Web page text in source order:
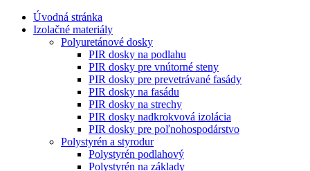
Úvodná stránka
Izolačné materiály
Polyuretánové dosky
PIR dosky na podlahu
PIR dosky pre vnútorné steny
PIR dosky pre prevetrávané fasády
PIR dosky na fasádu
PIR dosky na strechy
PIR dosky nadkrokvová izolácia
PIR dosky pre poľnohospodárstvo
Polystyrén a styrodur
Polystyrén podlahový
Polystyrén na základy